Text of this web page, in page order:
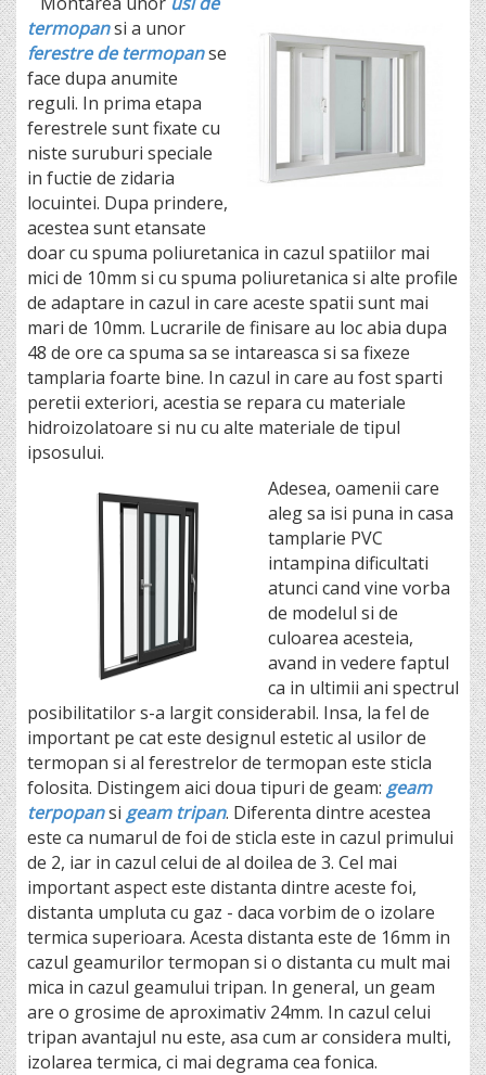
termopansi a unor
ferestre de termopanse
face dupa anumite
reguli. In prima etapa
ferestrele sunt fixate cu
niste suruburi speciale
in fuctie de zidaria
locuintei. Dupa prindere,
acestea sunt etansate
doar cu spuma poliuretanica in cazul spatiilor mai
mici de 10mm si cu spuma poliuretanica si alte profile
de adaptare in cazul in care aceste spatii sunt mai
mari de 10mm. Lucrarile de finisare au loc abia dupa
48 de ore ca spuma sa se intareasca si sa fixeze
tamplaria foarte bine. In cazul in care au fost sparti
peretii exteriori, acestia se repara cu materiale
hidroizolatoare si nu cu alte materiale de tipul
ipsosului.
Adesea, oamenii care
aleg sa isi puna in casa
tamplarie PVC
intampina dificultati
atunci cand vine vorba
de modelul si de
culoarea acesteia,
avand in vedere faptul
ca in ultimii ani spectrul
posibilitatilor s-a largit considerabil. Insa, la fel de
important pe cat este designul estetic al usilor de
termopan si al ferestrelor de termopan este sticla
folosita. Distingem aici doua tipuri de geam: geam
terpopansi geam tripan. Diferenta dintre acestea
este ca numarul de foi de sticla este in cazul primului
de 2, iar in cazul celui de al doilea de 3. Cel mai
important aspect este distanta dintre aceste foi,
distanta umpluta cu gaz - daca vorbim de o izolare
termica superioara. Acesta distanta este de 16mm in
cazul geamurilor termopan si o distanta cu mult mai
mica in cazul geamului tripan. In general, un geam
are o grosime de aproximativ 24mm. In cazul celui
tripan avantajul nu este, asa cum ar considera multi,
izolarea termica, ci mai degrama cea fonica.